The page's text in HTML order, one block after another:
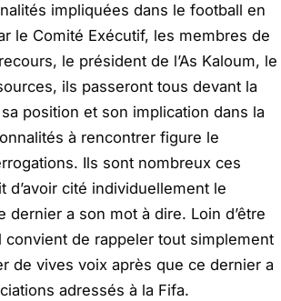
impliquées dans le football en
le Comité Exécutif, les membres de
le président de l’As Kaloum, le
ils passeront tous devant la
position et son implication dans la
à rencontrer figure le
Ils sont nombreux ces
cité individuellement le
dernier a son mot à dire. Loin d’être
convient de rappeler tout simplement
de vives voix après que ce dernier a
adressés à la Fifa.